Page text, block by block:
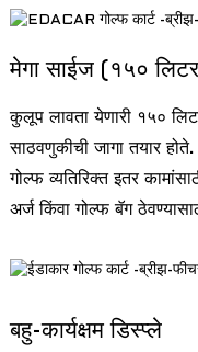
मेगा साईज (१५०
कुलूप लावता येणारी १५०
साठवणुकीची जागा तयार होते.
गोल्फ व्यतिरिक्त इतर
अर्ज किंवा गोल्फ बॅग
बहु-कार्यक्षम डिस्प्ले